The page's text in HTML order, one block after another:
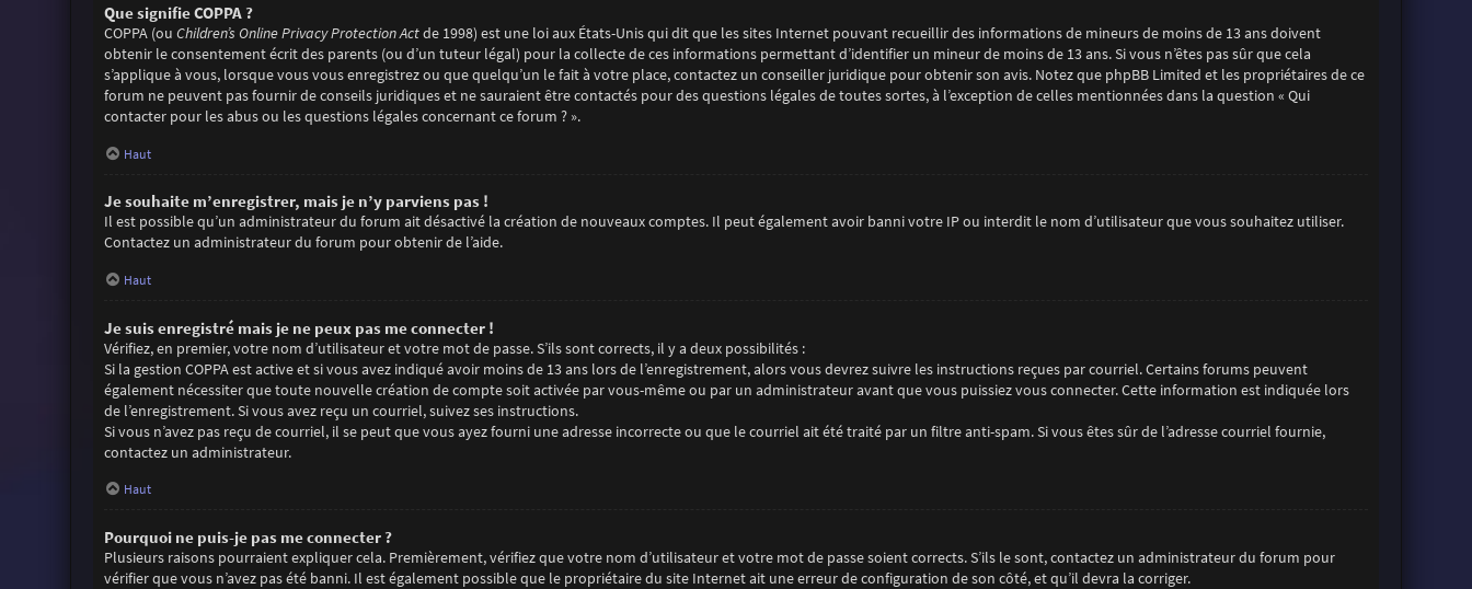
Que signifie COPPA ?
COPPA (ou Children’s Online Privacy Protection Actde 1998) est une loi aux États-Unis qui dit que les sites Internet pouvant recueillir des informations de mineurs de moins de 13 ans doivent
obtenir le consentement écrit des parents (ou d’un tuteur légal) pour la collecte de ces informations permettant d’identifier un mineur de moins de 13 ans. Si vous n’êtes pas sûr que cela
s’applique à vous, lorsque vous vous enregistrez ou que quelqu’un le fait à votre place, contactez un conseiller juridique pour obtenir son avis. Notez que phpBB Limited et les propriétaires de ce
forum ne peuvent pas fournir de conseils juridiques et ne sauraient être contactés pour des questions légales de toutes sortes, à l’exception de celles mentionnées dans la question « Qui
contacter pour les abus ou les questions légales concernant ce forum ? ».
Haut
Je souhaite m’enregistrer, mais je n’y parviens pas !
Il est possible qu’un administrateur du forum ait désactivé la création de nouveaux comptes. Il peut également avoir banni votre IP ou interdit le nom d’utilisateur que vous souhaitez utiliser.
Contactez un administrateur du forum pour obtenir de l’aide.
Haut
Je suis enregistré mais je ne peux pas me connecter !
Vérifiez, en premier, votre nom d’utilisateur et votre mot de passe. S’ils sont corrects, il y a deux possibilités :
Si la gestion COPPA est active et si vous avez indiqué avoir moins de 13 ans lors de l’enregistrement, alors vous devrez suivre les instructions reçues par courriel. Certains forums peuvent
également nécessiter que toute nouvelle création de compte soit activée par vous-même ou par un administrateur avant que vous puissiez vous connecter. Cette information est indiquée lors
de l’enregistrement. Si vous avez reçu un courriel, suivez ses instructions.
Si vous n’avez pas reçu de courriel, il se peut que vous ayez fourni une adresse incorrecte ou que le courriel ait été traité par un filtre anti-spam. Si vous êtes sûr de l’adresse courriel fournie,
contactez un administrateur.
Haut
Pourquoi ne puis-je pas me connecter ?
Plusieurs raisons pourraient expliquer cela. Premièrement, vérifiez que votre nom d’utilisateur et votre mot de passe soient corrects. S’ils le sont, contactez un administrateur du forum pour
vérifier que vous n’avez pas été banni. Il est également possible que le propriétaire du site Internet ait une erreur de configuration de son côté, et qu’il devra la corriger.